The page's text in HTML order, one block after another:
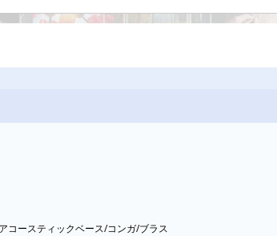
コースティックベース/コンガ/ブラス